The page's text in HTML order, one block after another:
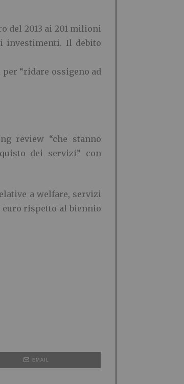
del 2013 ai 201 milioni
investimenti. Il debito
“ridare ossigeno ad
review “che stanno
dei servizi” con
a welfare, servizi
euro rispetto al biennio
EMAIL